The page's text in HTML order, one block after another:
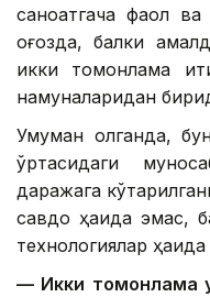
саноатгача фаол ва
қоғозда, балки
икки томонлама
намуналаридан
Умуман олганда,
ўртасидаги
даражага
савдо ҳақида эмас,
технологиялар ҳақида
— Икки томонлама